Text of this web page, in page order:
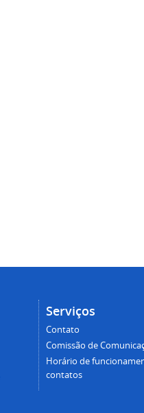
Serviços
Contato
Comissão de
Horário de
contatos